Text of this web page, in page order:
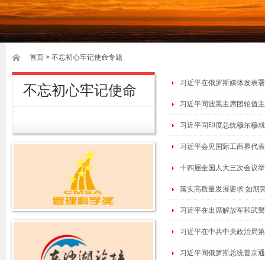
首页 > 不忘初心牢记使命专题
不忘初心牢记使命 习近平在俄罗斯媒体发表
习近平同波黑主席团轮值
习近平同印度总统穆尔穆
习近平会见国际工商界代
十四届全国人大三次会议
落实高质量发展要求 如期
习近平在出席解放军和武
习近平在中共中央政治局
习近平同俄罗斯总统普京